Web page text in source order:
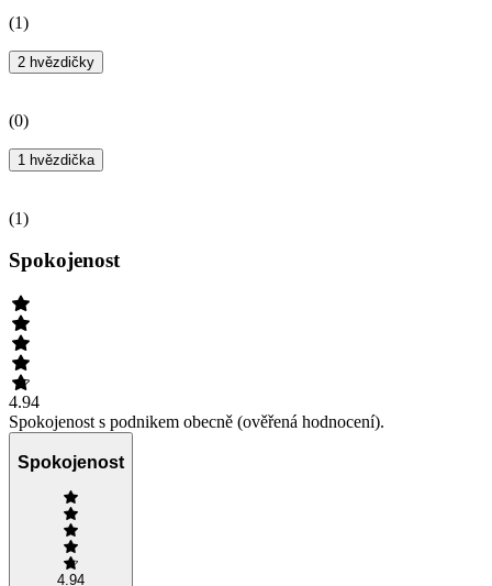
(1)
2 hvězdičky
(0)
1 hvězdička
(1)
Spokojenost
4.94
Spokojenost s podnikem obecně (ověřená hodnocení).
Spokojenost
4.94